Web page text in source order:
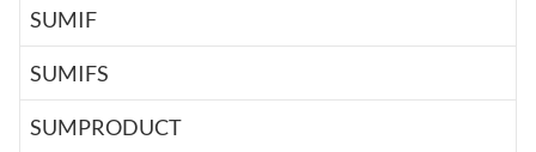
SUMIF
SUMIFS
SUMPRODUCT